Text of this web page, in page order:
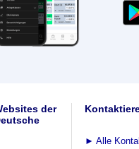
der
► Alle